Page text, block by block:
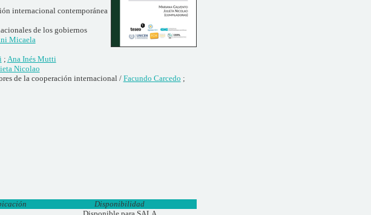
internacional contemporánea
de los gobiernos
Micaela
; Ana Inés Mutti
Nicolao
de la cooperación internacional / Facundo Carcedo ;
Disponibilidad